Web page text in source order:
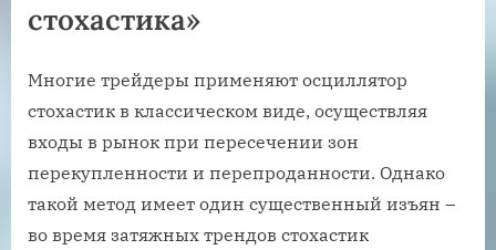
стохастика»
Многие трейдеры применяют осциллятор
стохастик в классическом виде, осуществляя
входы в рынок при пересечении зон
перекупленности и перепроданности. Однако
такой метод имеет один существенный изъян –
во время затяжных трендов стохастик